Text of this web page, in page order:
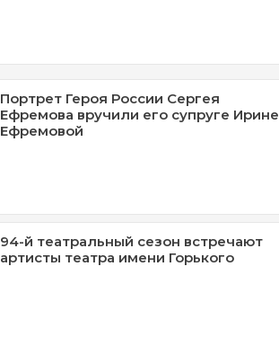
Портрет Героя России Сергея
Ефремова вручили его супруге Ирине
Ефремовой
94-й театральный сезон встречают
артисты театра имени Горького